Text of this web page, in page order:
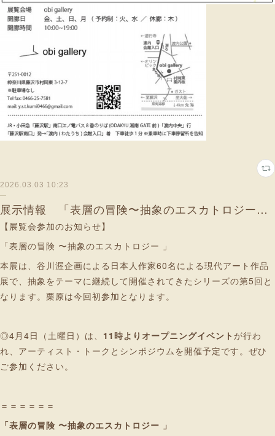
2026.03.03 10:23
展示情報 「表層の冒険〜抽象のエスカトロジー」（東京）
【展覧会参加のお知らせ】
「表層の冒険 〜抽象のエスカトロジー 」
本展は、谷川渥企画による日本人作家60名による現代アート作品
展で、抽象をテーマに継続して開催されてきたシリーズの第5回と
なります。栗原は今回初参加となります。
◎4月4日（土曜日）は、 11時よりオープニングイベント が行わ
れ、アーティスト・トークとシンポジウムを開催予定です。ぜひ
ご参加ください。
＝＝＝＝＝＝
「表層の冒険 〜抽象のエスカトロジー 」